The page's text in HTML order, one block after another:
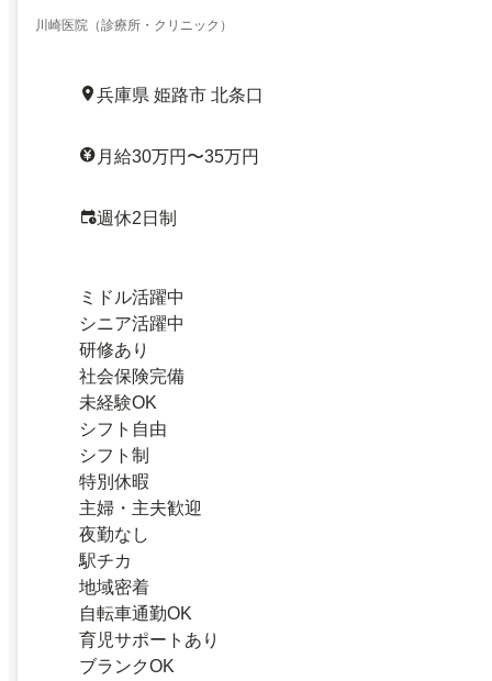
川崎医院（診療所・クリニック）
兵庫県 姫路市 北条口
月給30万円〜35万円
週休2日制
ミドル活躍中
シニア活躍中
研修あり
社会保険完備
未経験OK
シフト自由
シフト制
特別休暇
主婦・主夫歓迎
夜勤なし
駅チカ
地域密着
自転車通勤OK
育児サポートあり
ブランクOK